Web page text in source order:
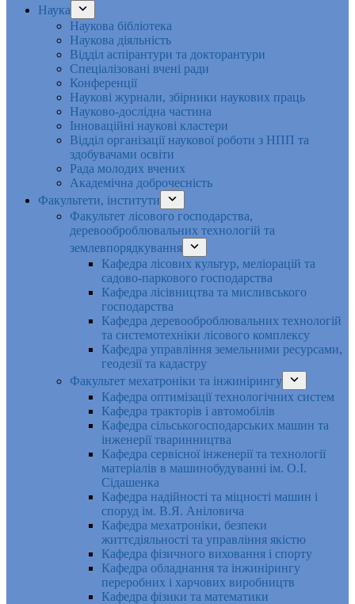
Наука
Наукова бібліотека
Наукова діяльність
Відділ аспірантури та докторантури
Спеціалізовані вчені ради
Конференції
Наукові журнали, збірники наукових праць
Науково-дослідна частина
Інноваційні наукові кластери
Відділ організації наукової роботи з НПП та
здобувачами освіти
Рада молодих вчених
Академічна доброчесність
Факультети, інститути
Факультет лісового господарства,
деревооброблювальних технологій та
землевпорядкування
Кафедра лісових культур, меліорацій та
садово-паркового господарства
Кафедра лісівництва та мисливського
господарства
Кафедра деревооброблювальних технологій
та системотехніки лісового комплексу
Кафедра управління земельними ресурсами,
геодезії та кадастру
Факультет мехатроніки та інжинірингу
Кафедра оптимізації технологічних систем
Кафедра тракторів і автомобілів
Кафедра сільськогосподарських машин та
інженерії тваринництва
Кафедра cервісної інженерії та технології
матеріалів в машинобудуванні ім. О.І.
Сідашенка
Кафедра надійності та міцності машин і
споруд ім. В.Я. Аніловича
Кафедра мехатроніки, безпеки
життєдіяльності та управління якістю
Кафедра фізичного виховання і спорту
Кафедра обладнання та інжинірингу
переробних і харчових виробництв
Кафедра фізики та математики